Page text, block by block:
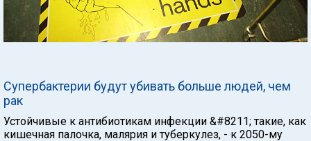
Супербактерии будут убивать больше людей, чем
рак
Устойчивые к антибиотикам инфекции &#8211; такие, как
кишечная палочка, малярия и туберкулез, - к 2050-му